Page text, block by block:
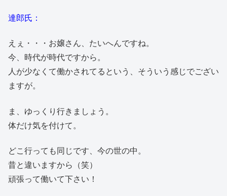
達郎氏：
えぇ・・・お嬢さん、たいへんですね。
今、時代が時代ですから。
人が少なくて働かされてるという、そういう感じでござい
ますが。
ま、ゆっくり行きましょう。
体だけ気を付けて。
どこ行っても同じです、今の世の中。
昔と違いますから（笑）
頑張って働いて下さい！